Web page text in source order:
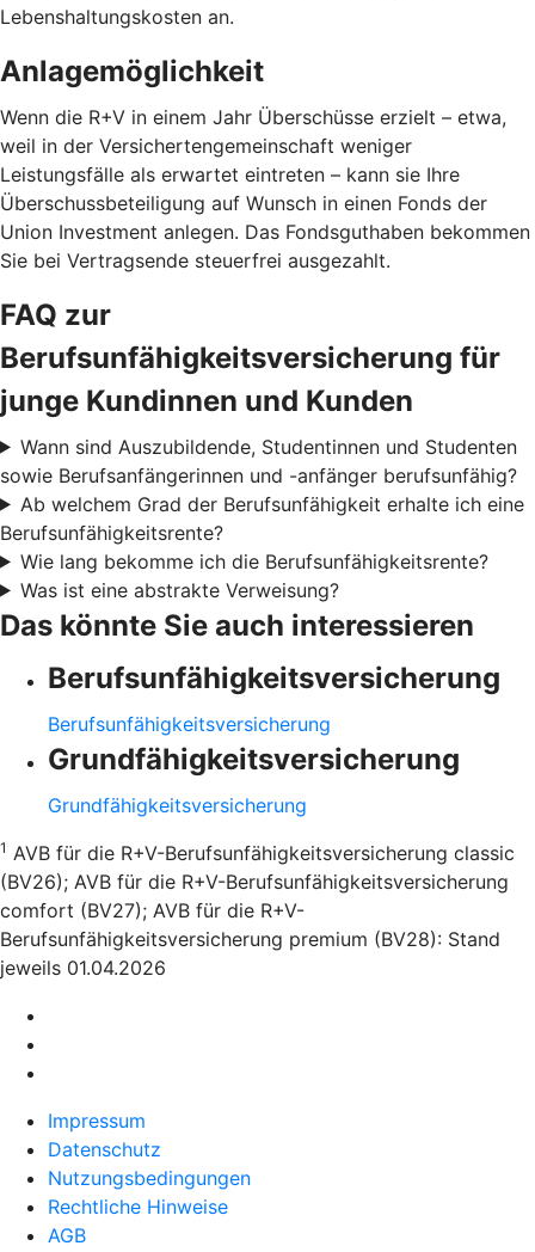
Lebenshaltungskosten an.
Anlagemöglichkeit
Wenn die R+V in einem Jahr Überschüsse erzielt – etwa,
weil in der Versichertengemeinschaft weniger
Leistungsfälle als erwartet eintreten – kann sie Ihre
Überschussbeteiligung auf Wunsch in einen Fonds der
Union Investment anlegen. Das Fondsguthaben bekommen
Sie bei Vertragsende steuerfrei ausgezahlt.
FAQ zur
Berufsunfähigkeitsversicherung für
junge Kundinnen und Kunden
Wann sind Auszubildende, Studentinnen und Studenten
sowie Berufsanfängerinnen und -anfänger berufsunfähig?
Ab welchem Grad der Berufsunfähigkeit erhalte ich eine
Berufsunfähigkeitsrente?
Wie lang bekomme ich die Berufsunfähigkeitsrente?
Was ist eine abstrakte Verweisung?
Das könnte Sie auch interessieren
Berufsunfähigkeitsversicherung
Berufsunfähigkeitsversicherung
Grundfähigkeitsversicherung
Grundfähigkeitsversicherung
1 AVB für die R+V-Berufsunfähigkeitsversicherung classic
(BV26); AVB für die R+V-Berufsunfähigkeitsversicherung
comfort (BV27); AVB für die R+V-
Berufsunfähigkeitsversicherung premium (BV28): Stand
jeweils 01.04.2026
Impressum
Datenschutz
Nutzungsbedingungen
Rechtliche Hinweise
AGB